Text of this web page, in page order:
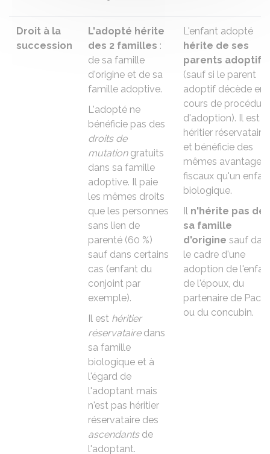
Droit à la
succession
L'adopté hérite
des 2 familles :
de sa famille
d'origine et de sa
famille adoptive.
L'adopté ne
bénéficie pas des
droits de
mutationgratuits
dans sa famille
adoptive. Il paie
les mêmes droits
que les personnes
sans lien de
parenté (60 %)
sauf dans certains
cas (enfant du
conjoint par
exemple).
Il est héritier
réservatairedans
sa famille
biologique et à
l'égard de
l'adoptant mais
n'est pas héritier
réservataire des
ascendantsde
l'adoptant.
L'enfant adopté
hérite de ses
parents adoptifs
(sauf si le parent
adoptif décède en
cours de procédure
d'adoption). Il est
héritier réservataire
et bénéficie des
mêmes avantages
fiscaux qu'un
biologique.
Il n'hérite pas de
sa famille
d'origine sauf
le cadre d'une
adoption de
de l'époux, du
partenaire de Pacs
ou du concubin.